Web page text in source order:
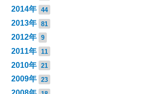
2014年 44
2013年 81
2012年 9
2011年 11
2010年 21
2009年 23